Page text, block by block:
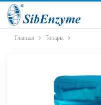
Главная Товары